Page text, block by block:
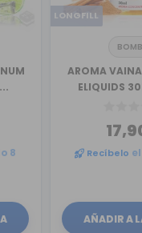
8
LONGFILL
AROMA
ELIQUIDS
Recíbelo
AÑADIR A